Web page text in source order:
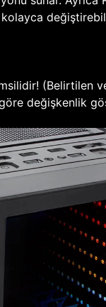
(Belirtilen
değişkenlik